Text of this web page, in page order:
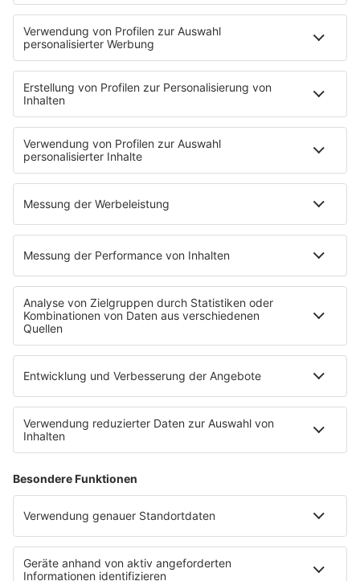
HOME
INFOS
Kontakt
Jobs & Praktika
Pressekontakt
Presse & Downloads
Wetter
EMPFANG
Übersicht
bigFM App
radio.de
radioplayer.de
Partner
WERBUNG
Leistungen und Produkte
Ansprechpartner
RECHTLICHES
Impressum
Datenschutz
Datenschutzeinstellungen
Datenverarbeitung bei Gewinnspielen